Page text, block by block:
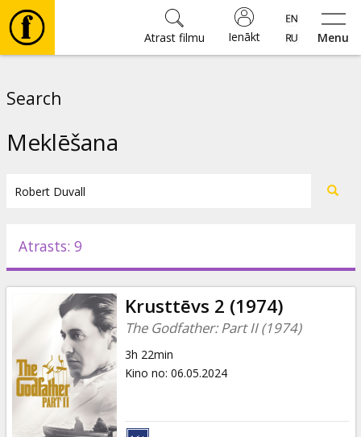
Menu
Ienākt
Atrast filmu
Pasākumi
Ziņas
Dāvanu
kartes
Search
Meklēšana
Atrasts: 9
Krusttēvs 2 (1974)
The Godfather: Part II (1974)
3h 22min
Kino no: 06.05.2024